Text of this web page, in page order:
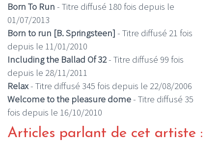
Born To Run - Titre diffusé 180 fois depuis le
01/07/2013
Born to run [B. Springsteen] - Titre diffusé 21 fois
depuis le 11/01/2010
Including the Ballad Of 32- Titre diffusé 99 fois
depuis le 28/11/2011
Relax- Titre diffusé 345 fois depuis le 22/08/2006
Welcome to the pleasure dome- Titre diffusé 35
fois depuis le 16/10/2010
Articles parlant de cet artiste :